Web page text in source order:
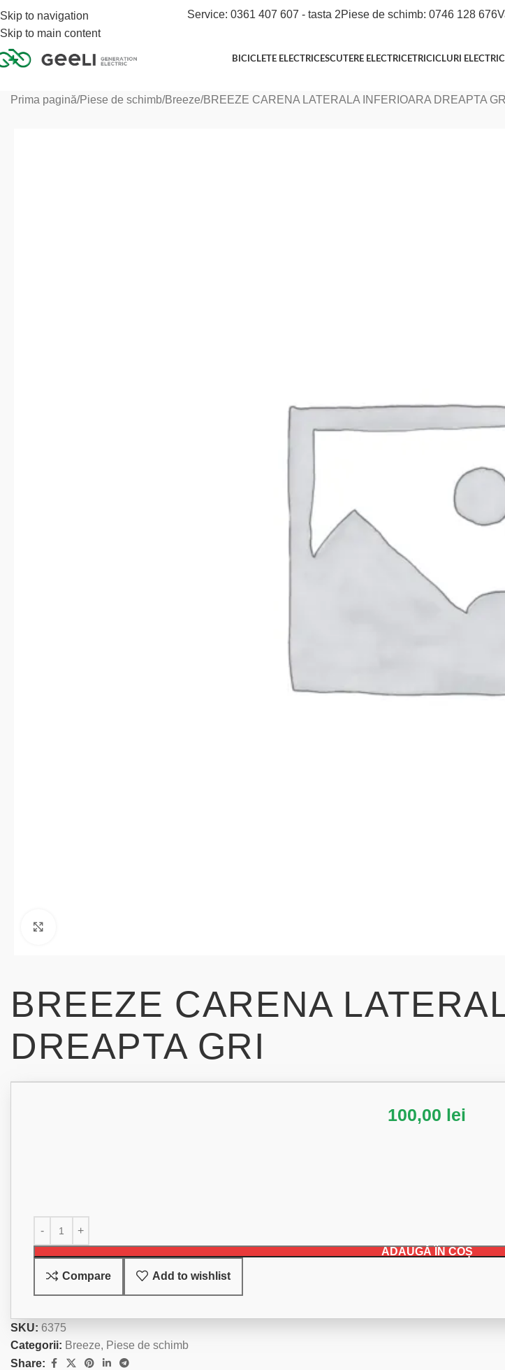
Skip to navigation
Skip to main content
Service: 0361 407 607 - tasta 2Piese de schimb: 0746 128 676
BICICLETE ELECTRICESCUTERE ELECTRICETRICICLURI
Prima pagină Piese de schimb Breeze BREEZE CARENA LATERALA INFERIOARA DREAPTA GRI
BREEZE CARENA
DREAPTA GRI
100,00 lei
ADAUGĂ ÎN COȘ
Compare Add to wishlist
SKU: 6375
Categorii: Breeze, Piese de schimb
Share: